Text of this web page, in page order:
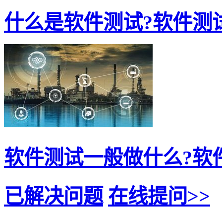
什么是软件测试?软件测
软件测试一般做什么?软
已解决问题 在线提问>>